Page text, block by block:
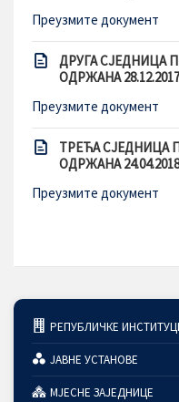
Преузмите документ
ДРУГА СЈЕДНИЦА
ОДРЖАНА
Преузмите документ
ТРЕЋА СЈЕДНИЦА
ОДРЖАНА
Преузмите документ
РЕПУБЛИЧКЕ
ЈАВНЕ УСТАНОВЕ
МЈЕСНЕ ЗАЈЕДНИЦЕ